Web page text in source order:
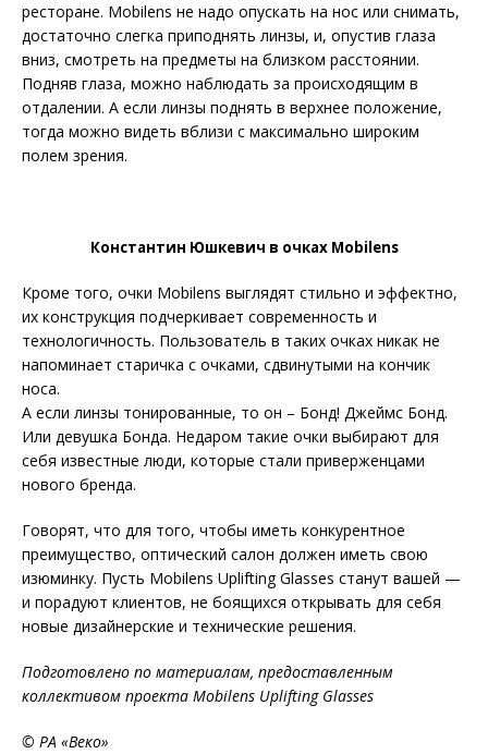
ресторане. Mobilens не надо опускать на нос или снимать,
достаточно слегка приподнять линзы, и, опустив глаза
вниз, смотреть на предметы на близком расстоянии.
Подняв глаза, можно наблюдать за происходящим в
отдалении. А если линзы поднять в верхнее положение,
тогда можно видеть вблизи с максимально широким
полем зрения.
Константин Юшкевич в очках Mobilens
Кроме того, очки Mobilens выглядят стильно и эффектно,
их конструкция подчеркивает современность и
технологичность. Пользователь в таких очках никак не
напоминает старичка с очками, сдвинутыми на кончик
носа.
А если линзы тонированные, то он – Бонд! Джеймс Бонд.
Или девушка Бонда. Недаром такие очки выбирают для
себя известные люди, которые стали приверженцами
нового бренда.
Говорят, что для того, чтобы иметь конкурентное
преимущество, оптический салон должен иметь свою
изюминку. Пусть Mobilens Uplifting Glasses станут вашей —
и порадуют клиентов, не боящихся открывать для себя
новые дизайнерские и технические решения.
Подготовлено по материалам, предоставленным
коллективом проекта Mobilens Uplifting Glasses
© РА «Веко»